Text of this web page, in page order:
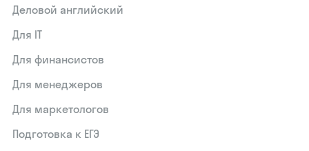
Деловой английский
Для IT
Для финансистов
Для менеджеров
Для маркетологов
Подготовка к ЕГЭ